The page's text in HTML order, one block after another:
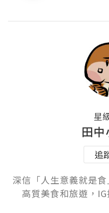
星
田中
追
深信「人生意義就是
高質美食和旅遊，